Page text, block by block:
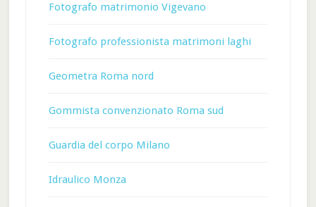
Fotografo matrimonio Vigevano
Fotografo professionista matrimoni laghi
Geometra Roma nord
Gommista convenzionato Roma sud
Guardia del corpo Milano
Idraulico Monza